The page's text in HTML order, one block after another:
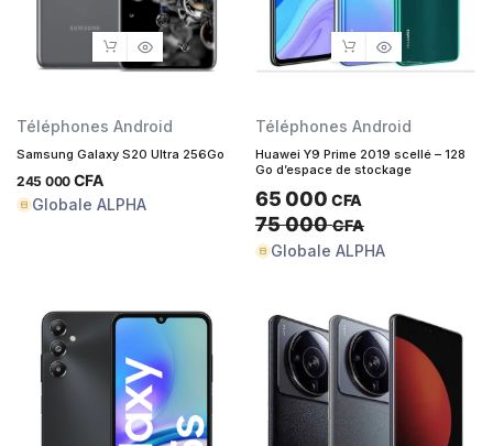
Téléphones Android
Samsung Galaxy S20 Ultra 256Go
245 000 CFA
Globale ALPHA
Téléphones Android
Huawei Y9 Prime 2019 scellé – 128
Go d’espace de stockage
65 000 CFA
75 000CFA
Globale ALPHA